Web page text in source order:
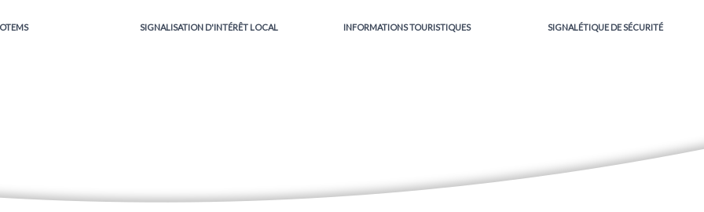
SIGNALISATION D'INTÉRÊT LOCAL INFORMATIONS TOURISTIQUES SIGNALÉTIQUE DE SÉCURITÉ